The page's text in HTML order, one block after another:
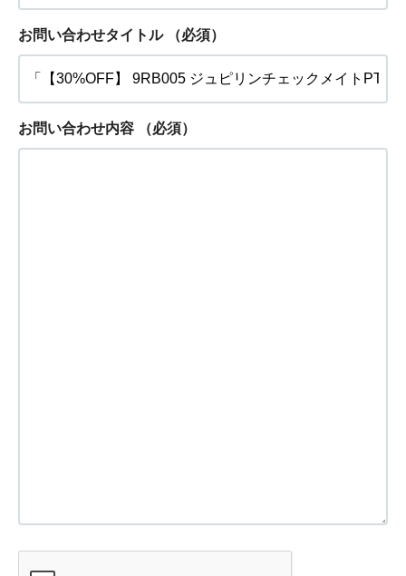
お問い合わせタイトル （必須）
お問い合わせ内容 （必須）